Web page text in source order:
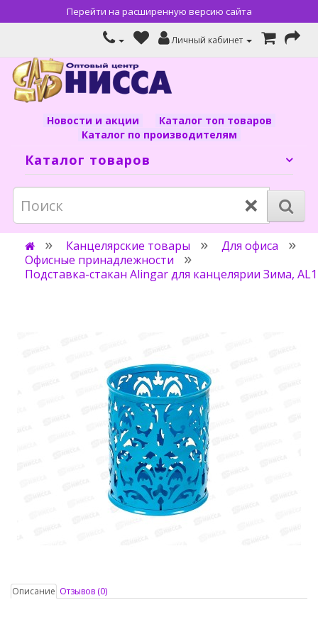
Перейти на расширенную версию сайта
Личный кабинет
Новости и акции
Каталог топ товаров
Каталог по производителям
Каталог товаров
×
Канцелярские товары
Для офиса
Офисные принадлежности
Подставка-стакан Alingar для канцелярии Зима,
Описание Отзывов (0)